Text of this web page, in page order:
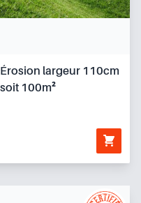
largeur 110cm
100m²